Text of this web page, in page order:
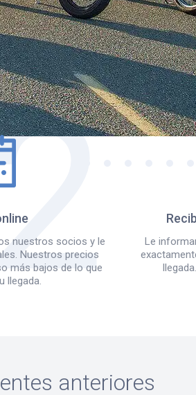
nuestros socios y le
Nuestros precios
más bajos de lo que
llegada.
Le
anteriores